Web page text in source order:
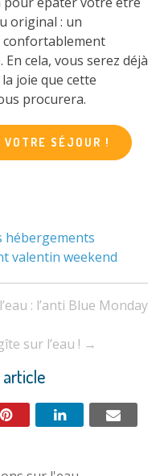
original : un
confortablement
cela, vous serez déjà
joie que cette
procurera.
VOTRE SÉJOUR !
hébergements
valentin weekend
: l’anti Blue Monday
sur l’eau ! →